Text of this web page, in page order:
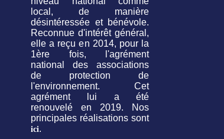
local, de manière
désintéressée et bénévole.
Reconnue d'intérêt général,
elle a reçu en 2014, pour la
1ère fois, l'agrément
national des associations
de protection de
l'environnement. Cet
agrément lui a été
renouvelé en 2019. Nos
principales réalisations sont
ici.